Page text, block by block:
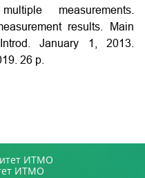
measurements.
results. Main
January 1, 2013.
26 p.
ИТМО
ИТМО